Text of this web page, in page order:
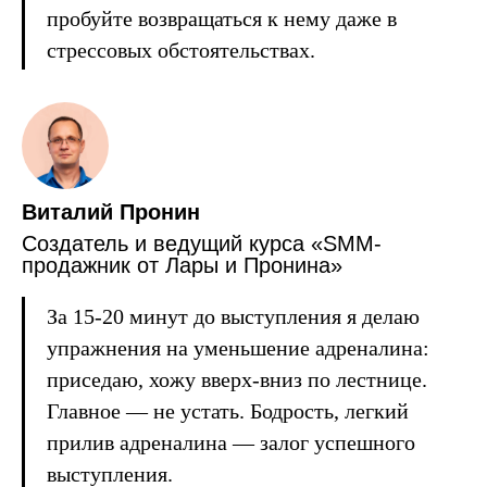
пробуйте возвращаться к нему даже в
стрессовых обстоятельствах.
Виталий Пронин
Создатель и ведущий курса «SMM-
продажник от Лары и Пронина»
За 15-20 минут до выступления я делаю
упражнения на уменьшение адреналина:
приседаю, хожу вверх-вниз по лестнице.
Главное — не устать. Бодрость, легкий
прилив адреналина — залог успешного
выступления.